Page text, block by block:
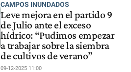
CAMPOS INUNDADOS
Leve mejora en el partido 9
de Julio ante el exceso
hídrico: “Pudimos empezar
a trabajar sobre la siembra
de cultivos de verano”
09-12-2025 11:00